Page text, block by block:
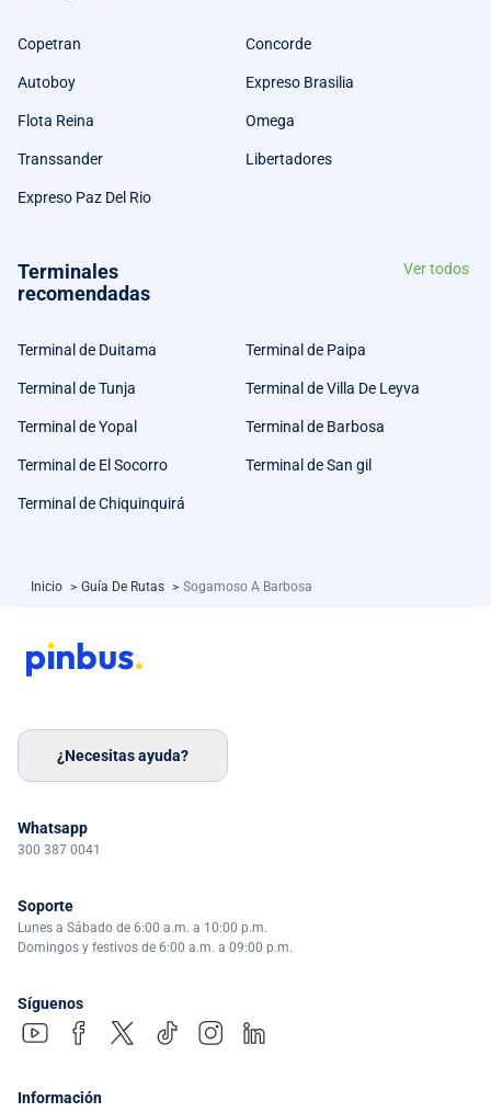
Copetran Concorde
Autoboy Expreso Brasilia
Flota Reina Omega
Transsander Libertadores
Expreso Paz Del Rio
Terminales
recomendadas
Ver todos
Terminal de Duitama Terminal de Paipa
Terminal de Tunja Terminal de Villa De Leyva
Terminal de Yopal Terminal de Barbosa
Terminal de El Socorro Terminal de San gil
Terminal de Chiquinquirá
Inicio > Guía De Rutas > Sogamoso A Barbosa
¿Necesitas ayuda?
Whatsapp
300 387 0041
Soporte
Lunes a Sábado de 6:00 a.m. a 10:00 p.m.
Domingos y festivos de 6:00 a.m. a 09:00 p.m.
Síguenos
Información